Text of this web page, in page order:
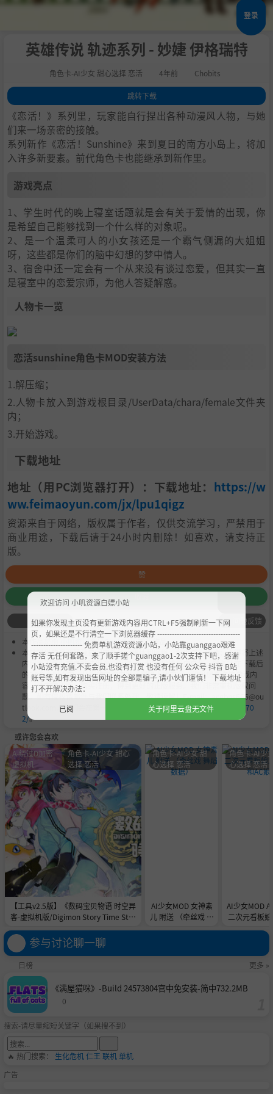
登录
英雄传说 轨迹系列 - 妙婕 伊格瑞特
角色卡-AI少女 甜心选择 恋活 4年前 Chobits
跳转下载
1.游戏亮点
2.人物卡一览
3.恋活sunshine角色卡MOD安装方法
4.下载地址
《恋活！》系列里，玩家能自行捏出各种动漫风人物，与她
们来一场亲密的接触。
系列新作《恋活！Sunshine》来到夏日的南方小岛上，将加
入许多新要素。前代角色卡也能继承到新作里。
游戏亮点
1、学生时代的晚上寝室话题就是会有关于爱情的出现，你
是希望自己能够找到一个什么样的对象呢。
2、是一个温柔可人的小女孩还是一个霸气侧漏的大姐姐
呀，这些都是你们的脑中幻想的梦中情人。
3、宿舍中还一定会有一个从来没有谈过恋爱，但其实一直
是寝室中的恋爱宗师，为他人答疑解惑。
人物卡一览
恋活sunshine角色卡MOD安装方法
1.解压缩；
2.人物卡放入到游戏根目录/UserData/chara/female文件夹
内；
3.开始游戏。
下载地址
地址（用PC浏览器打开）：下载地址： https://w
ww.feimaoyun.com/jx/lpu1qigz
资源来自于网络，版权属于作者，仅供交流学习，严禁用于
商业用途，下载后请于24小时内删除！如喜欢，请支持正
版。
赞
问题反馈
本作品是由
小叽资源会员Chobits's 搬运作品.
本站提供的资源转载自国内外各大媒体和网络，仅供试玩体验；不得将上述
内容用于商业或者非法用途，否则，一切后果请用户自负。您必须在下载后
的24个小时之内，从您的电脑中彻底删除上述内容。如果您喜欢该游戏内
容，请支持正版，购买注册，得到更好的正版服务。我们非常重视版权问
题，如有侵权请邮件与我们联系处理。敬请谅解！E-mail：acgbns666@ou
tlook.com，我们会在第一时间断开下载链接https://steamzg.com/670
2/。
或许您会喜欢
【工具v2.5版】《数码宝贝物语 时空异
客-虚拟机版/Digimon Story Time Stra
官中免安装-简中31.1GB
A-绕过D加密
虚拟机
角色卡-AI少女 甜心
选择 恋活
AI少女MOD 女神素
儿 附送 （牵丝戏 舞
角色卡-AI少女 甜
心选择 恋活
AI少女MOD A
二次元看板
角色卡-AI少
心选择 恋活
参与讨论聊一聊
日榜 更多 »
《满屋猫咪》-Build 24573804官中免安装-简中732.2MB
0
搜索-请尽量缩短关键字（如果搜不到）
🔥 热门搜索： 生化危机仁王 联机单机
广告
欢迎访问 小叽资源白嫖小站
如果你发现主页没有更新游戏内容用CTRL+F5强制刷新一下网
页，如果还是不行清空一下浏览器缓存 ----------------------------------
--------------------- 免费单机游戏资源小站，小站靠guanggao艰难
存活 无任何套路，来了顺手搓个guanggao1-2次支持下吧，感谢
小站没有充值.不卖会员.也没有打赏 也没有任何 公众号 抖音 B站
账号等,如有发现出售网址的全部是骗子,请小伙们谨慎！ 下载地址
打不开解决办法：
已阅
关于阿里云盘无文件